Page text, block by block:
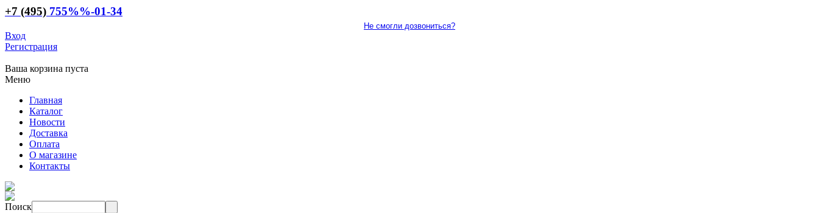
+7 (495) 755%%-01-34
Не смогли дозвониться?
Вход
Регистрация
Ваша корзина пуста
Меню
Главная
Каталог
Новости
Доставка
Оплата
О магазине
Контакты
Поиск